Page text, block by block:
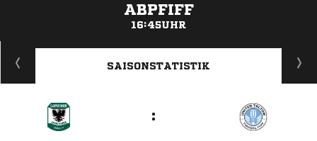
ABPFIFF
16:45UHR
ANZEIGE
SAISONSTATISTIK
: